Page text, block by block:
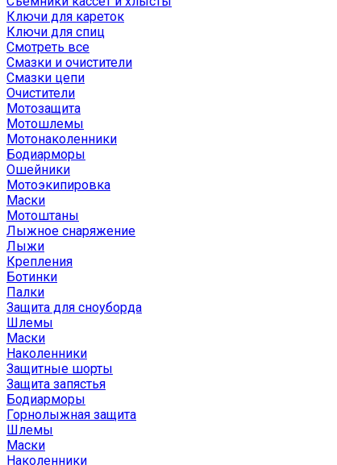
Ключи для кареток
Ключи для спиц
Смотреть все
Смазки и очистители
Смазки цепи
Очистители
Мотозащита
Мотошлемы
Мотонаколенники
Бодиарморы
Ошейники
Мотоэкипировка
Маски
Мотоштаны
Лыжное снаряжение
Лыжи
Крепления
Ботинки
Палки
Защита для сноуборда
Шлемы
Маски
Наколенники
Защитные шорты
Защита запястья
Бодиарморы
Горнолыжная защита
Шлемы
Маски
Наколенники